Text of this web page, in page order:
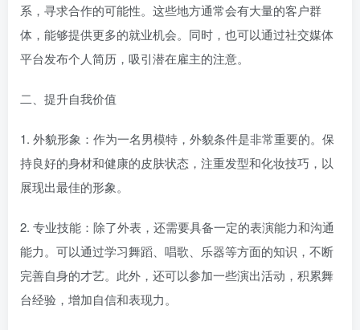
系，寻求合作的可能性。这些地方通常会有大量的客户群
体，能够提供更多的就业机会。同时，也可以通过社交媒体
平台发布个人简历，吸引潜在雇主的注意。
二、提升自我价值
1. 外貌形象：作为一名男模特，外貌条件是非常重要的。保
持良好的身材和健康的皮肤状态，注重发型和化妆技巧，以
展现出最佳的形象。
2. 专业技能：除了外表，还需要具备一定的表演能力和沟通
能力。可以通过学习舞蹈、唱歌、乐器等方面的知识，不断
完善自身的才艺。此外，还可以参加一些演出活动，积累舞
台经验，增加自信和表现力。